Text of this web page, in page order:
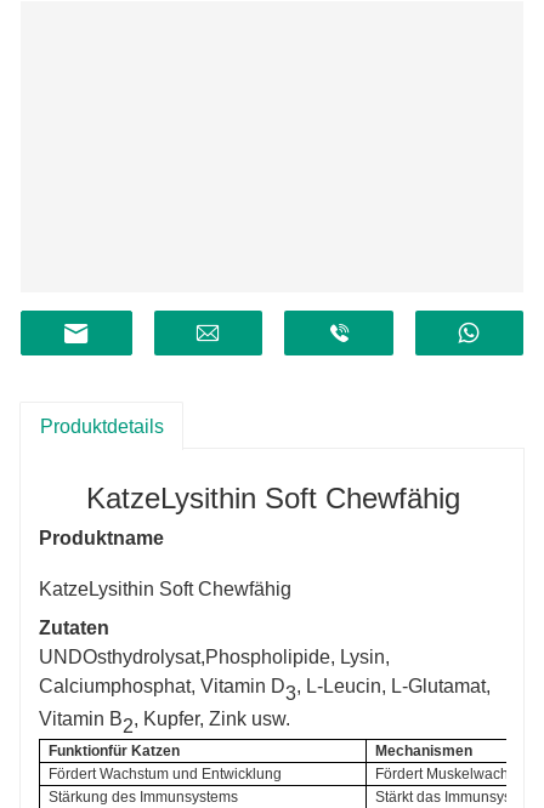
Produktdetails
KatzeLysithin Soft Chewfähig
Produktname
KatzeLysithin Soft Chewfähig
Zutaten
UNDOsthydrolysat,Phospholipide, Lysin,
Calciumphosphat, Vitamin D3, L-Leucin, L-Glutamat,
Vitamin B2, Kupfer, Zink usw.
Funktionfür Katzen
Mechanismen
Fördert Wachstum und Entwicklung
Fördert
Stärkung des Immunsystems
Stärkt das Immunsystem